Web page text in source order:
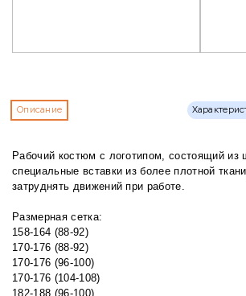
Описание
Рабочий костюм с логотипом, состоящий
специальные вставки из более плотной
затруднять движений при работе.
Размерная сетка:
158-164 (88-92)
170-176 (88-92)
170-176 (96-100)
170-176 (104-108)
182-188 (96-100)